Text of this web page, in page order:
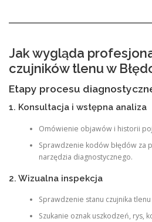
Jak wygląda
czujników tlenu w
Etapy procesu
1. Konsultacja i wstępna analiza
Omówienie objawów i historii
Sprawdzenie kodów błędów za
narzędzia diagnostycznego.
2. Wizualna inspekcja
Sprawdzenie stanu czujnika
Szukanie oznak uszkodzeń, rys,